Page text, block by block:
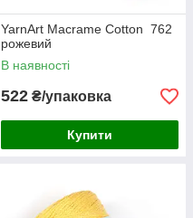
YarnArt Macrame Cotton 762
рожевий
В наявності
522 ₴/упаковка
Купити